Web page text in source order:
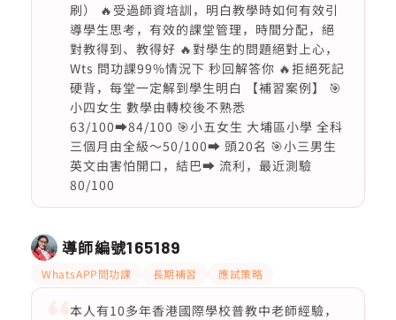
刷） 🔥受過師資培訓，明白教學時如何有效引
導學生思考，有效的課堂管理，時間分配，絕
對教得到、教得好 🔥對學生的問題絕對上心，
Wts 問功課99%情況下 秒回解答你 🔥拒絕死記
硬背，每堂一定解到學生明白 【補習案例】 🎯
小四女生 數學由轉校後不熟悉
63/100➡️84/100 🎯小五女生 大埔區小學 全科
三個月由全級～50/100➡️ 頭20名 🎯小三男生
英文由害怕開口，結巴➡️ 流利，最近測驗
80/100
導師編號165189
WhatsAPP問功課 長期補習 應試策略
本人有10多年香港國際學校普教中老師經驗，